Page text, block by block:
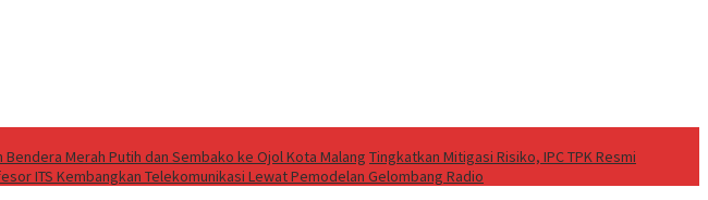
Merah Putih dan Sembako ke Ojol Kota Malang Tingkatkan Mitigasi Risiko, IPC TPK Resmi
ITS Kembangkan Telekomunikasi Lewat Pemodelan Gelombang Radio